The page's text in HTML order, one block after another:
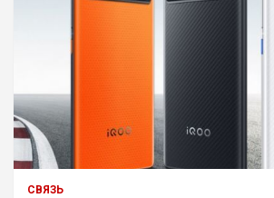
СВЯЗЬ